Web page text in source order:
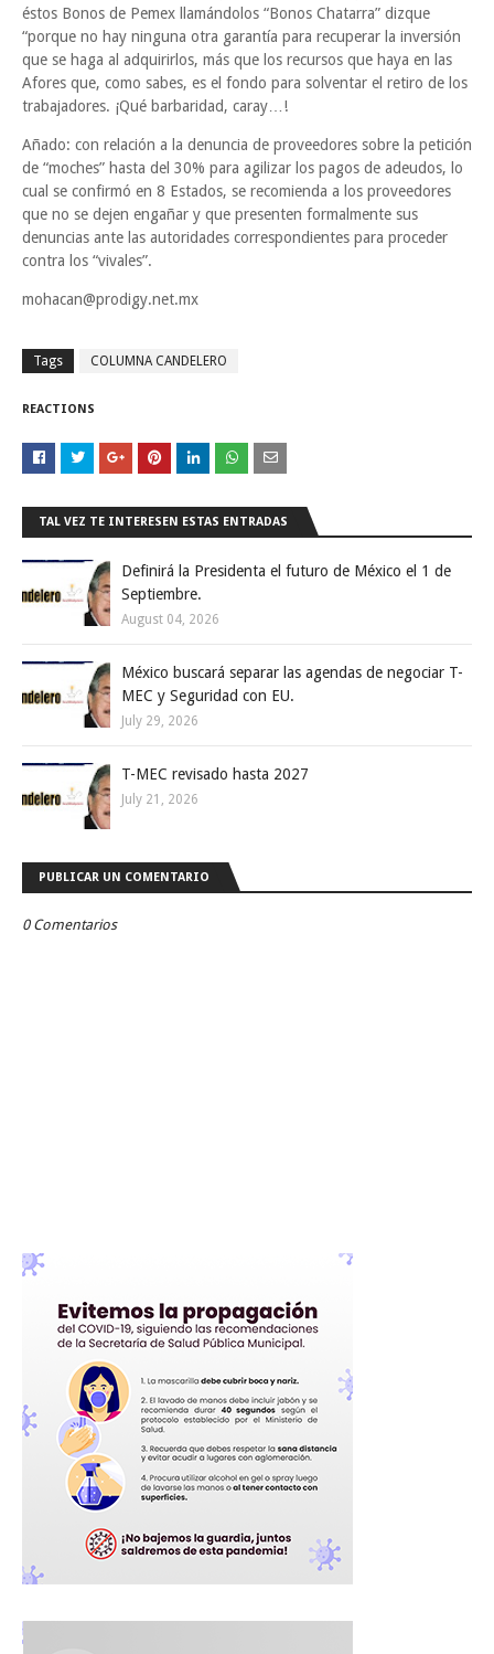
éstos Bonos de Pemex llamándolos “Bonos Chatarra” dizque
“porque no hay ninguna otra garantía para recuperar la inversión
que se haga al adquirirlos, más que los recursos que haya en las
Afores que, como sabes, es el fondo para solventar el retiro de los
trabajadores. ¡Qué barbaridad, caray…!
Añado: con relación a la denuncia de proveedores sobre la petición
de “moches” hasta del 30% para agilizar los pagos de adeudos, lo
cual se confirmó en 8 Estados, se recomienda a los proveedores
que no se dejen engañar y que presenten formalmente sus
denuncias ante las autoridades correspondientes para proceder
contra los “vivales”.
mohacan@prodigy.net.mx
Tags COLUMNA CANDELERO
REACTIONS
TAL VEZ TE INTERESEN ESTAS ENTRADAS
Definirá la Presidenta el futuro de México el 1 de
Septiembre.
August 04, 2026
México buscará separar las agendas de negociar T-
MEC y Seguridad con EU.
July 29, 2026
T-MEC revisado hasta 2027
July 21, 2026
PUBLICAR UN COMENTARIO
0 Comentarios